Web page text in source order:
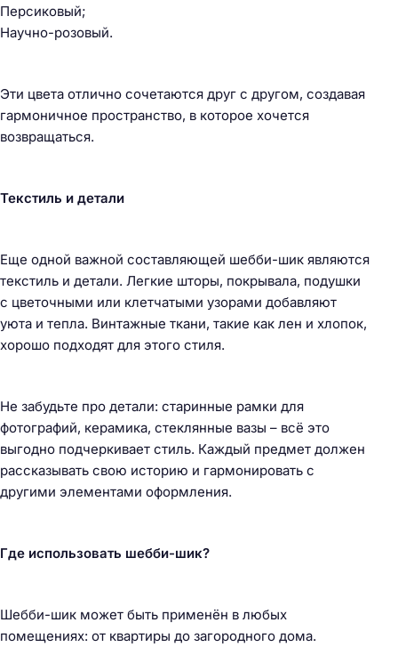
Персиковый;
Научно-розовый.
Эти цвета отлично сочетаются друг с другом, создавая
гармоничное пространство, в которое хочется
возвращаться.
Текстиль и детали
Еще одной важной составляющей шебби-шик являются
текстиль и детали. Легкие шторы, покрывала, подушки
с цветочными или клетчатыми узорами добавляют
уюта и тепла. Винтажные ткани, такие как лен и хлопок,
хорошо подходят для этого стиля.
Не забудьте про детали: старинные рамки для
фотографий, керамика, стеклянные вазы – всё это
выгодно подчеркивает стиль. Каждый предмет должен
рассказывать свою историю и гармонировать с
другими элементами оформления.
Где использовать шебби-шик?
Шебби-шик может быть применён в любых
помещениях: от квартиры до загородного дома.